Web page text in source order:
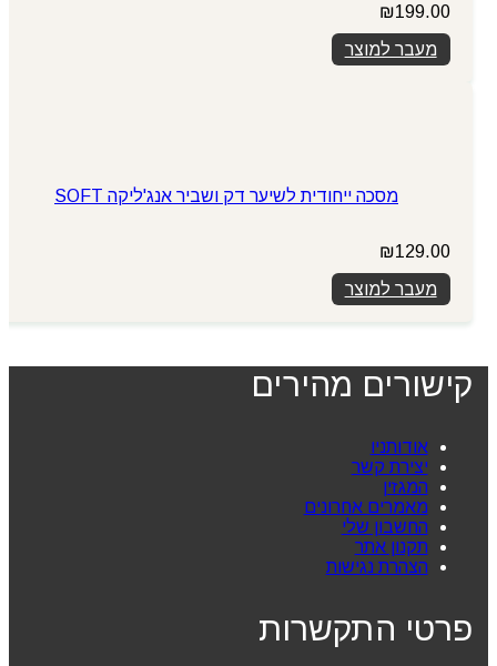
₪199.00
מעבר למוצר
מסכה ייחודית לשיער דק ושביר אנג'ליקה SOFT
₪129.00
מעבר למוצר
קישורים מהירים
אודותניו
יצירת קשר
המגזין
מאמרים אחרונים
החשבון שלי
תקנון אתר
הצהרת נגישות
פרטי התקשרות